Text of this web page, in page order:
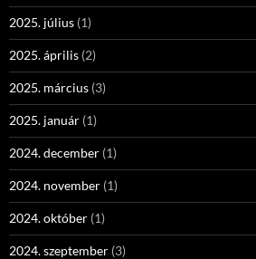
2025. július (1)
2025. április (2)
2025. március (3)
2025. január (1)
2024. december (1)
2024. november (1)
2024. október (1)
2024. szeptember (3)